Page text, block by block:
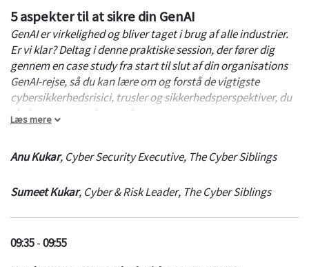
5 aspekter til at sikre din GenAI
GenAI er virkelighed og bliver taget i brug af alle industrier.
Er vi klar? Deltag i denne praktiske session, der fører dig
gennem en case study fra start til slut af din organisations
GenAI-rejse, så du kan lære om og forstå de vigtigste
cybersikkerhedsrisici, trusler og sikkerhedsperspektiver, du
skal være opmærksom på.
GenAI.
din organisation
Læs mere
Anu Kukar, Cyber Security Executive, The Cyber Siblings
Sumeet Kukar, Cyber & Risk Leader, The Cyber Siblings
09:35-09:55